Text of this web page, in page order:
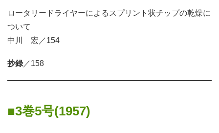
ロータリードライヤーによるスプリント状チップの乾燥に
ついて
中川 宏／154
抄録 ／158
3巻5号(1957)